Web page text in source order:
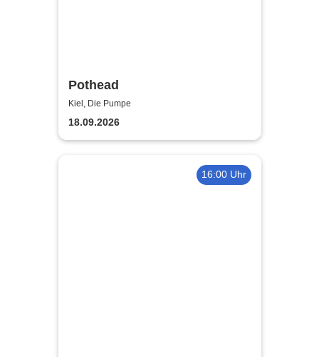
Pothead
Kiel, Die Pumpe
18.09.2026
16:00 Uhr